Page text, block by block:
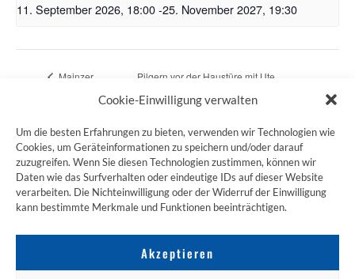
Cookie-Einwilligung verwalten
Um die besten Erfahrungen zu bieten, verwenden wir Technologien wie
Cookies, um Geräteinformationen zu speichern und/oder darauf
zuzugreifen. Wenn Sie diesen Technologien zustimmen, können wir
Daten wie das Surfverhalten oder eindeutige IDs auf dieser Website
verarbeiten. Die Nichteinwilligung oder der Widerruf der Einwilligung
kann bestimmte Merkmale und Funktionen beeinträchtigen.
Akzeptieren
11. September 2026, 18:00-25. November 2027, 19:30
Mainzer
Pilgern vor der Haustüre mit Ute,
abweichender Termin
ZUM JAKOBSWEG SHOP